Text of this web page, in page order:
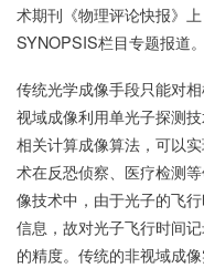
术期刊《物理评论快报》
SYNOPSIS栏目专题报道。
传统光学成像手段只能对
视域成像利用单光子探测
相关计算成像算法，可以
术在反恐侦察、医疗检测
像技术中，由于光子的飞
信息，故对光子飞行时间
的精度。传统的非视域成